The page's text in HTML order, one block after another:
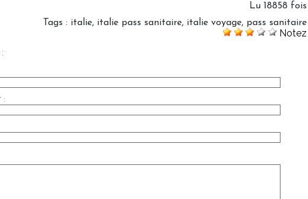
Lu 18858 fois
Tags : italie, italie pass sanitaire, italie voyage, pass sanitaire
Notez
: